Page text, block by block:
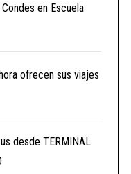
en Escuela
ofrecen sus viajes
desde TERMINAL